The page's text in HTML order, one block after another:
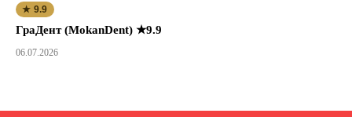
★ 9.9
ГраДент (MokanDent) ★9.9
06.07.2026